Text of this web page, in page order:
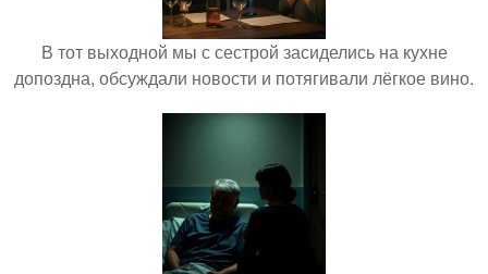
В тот выходной мы с сестрой засиделись на кухне
допоздна, обсуждали новости и потягивали лёгкое вино.